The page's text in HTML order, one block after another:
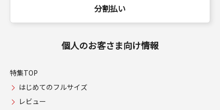
分割払い
個人のお客さま向け情報
特集TOP
はじめてのフルサイズ
レビュー